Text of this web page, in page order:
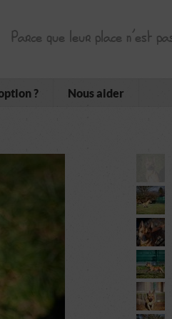
Parce que leur place n’est
? Nous aider